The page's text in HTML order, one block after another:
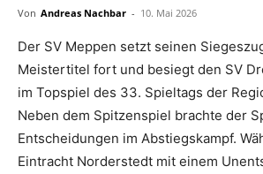
Von Andreas Nachbar - 10. Mai 2026
Der SV Meppen setzt seinen
Meistertitel fort und besiegt den SV
im Topspiel des 33. Spieltags der
Neben dem Spitzenspiel brachte der
Entscheidungen im Abstiegskampf.
Eintracht Norderstedt mit einem